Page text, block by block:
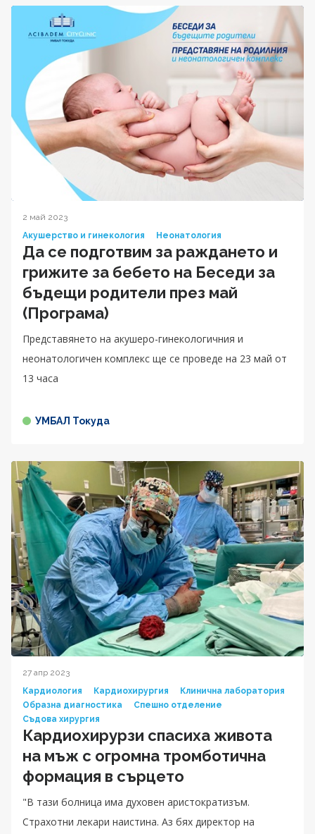
2 май 2023
Акушерство и гинекология
Неонатология
Да се подготвим за раждането и
грижите за бебето на Беседи за
бъдещи родители през май
(Програма)
Представянето на акушеро-гинекологичния и
неонатологичен комплекс ще се проведе на 23 май от
13 часа
УМБАЛ Токуда
27 апр 2023
Кардиология
Кардиохирургия
Клинична лаборатория
Образна диагностика
Спешно отделение
Съдова хирургия
Кардиохирурзи спасиха живота
на мъж с огромна тромботична
формация в сърцето
"В тази болница има духовен аристократизъм.
Страхотни лекари наистина. Аз бях директор на